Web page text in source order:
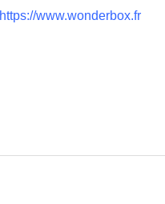
https://www.wonderbox.fr